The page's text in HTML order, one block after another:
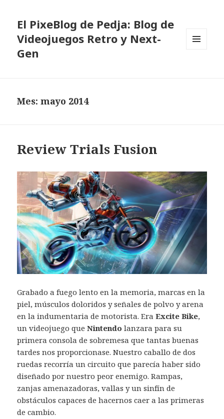
El PixeBlog de Pedja: Blog de
Videojuegos Retro y Next-
Gen
Mes:mayo 2014
Review Trials Fusion
Grabado a fuego lento en la memoria, marcas en la
piel, músculos doloridos y señales de polvo y arena
en la indumentaria de motorista. EraExcite Bike,
un videojuego queNintendo lanzara para su
primera consola de sobremesa que tantas buenas
tardes nos proporcionase. Nuestro caballo de dos
ruedas recorría un circuito que parecía haber sido
diseñado por nuestro peor enemigo. Rampas,
zanjas amenazadoras, vallas y un sinfín de
obstáculos capaces de hacernos caer a las primeras
de cambio.